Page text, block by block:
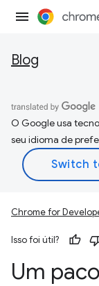
Blog
O Google usa
seu idioma de
Chrome for
Isso foi útil?
Um